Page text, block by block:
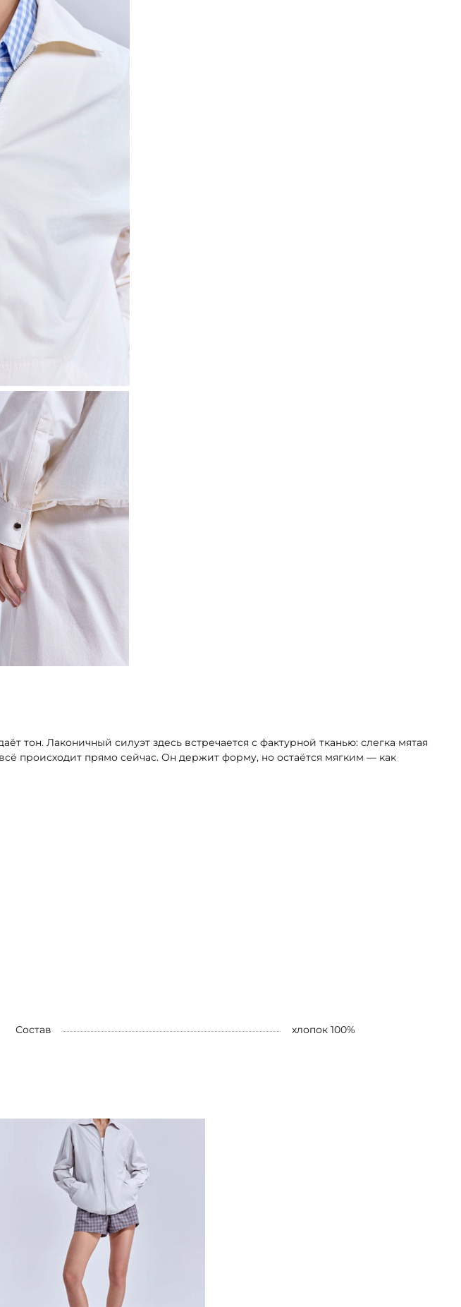
тон. Лаконичный силуэт здесь встречается с фактурной тканью: слегка мятая
происходит прямо сейчас. Он держит форму, но остаётся мягким — как
Состав хлопок 100%